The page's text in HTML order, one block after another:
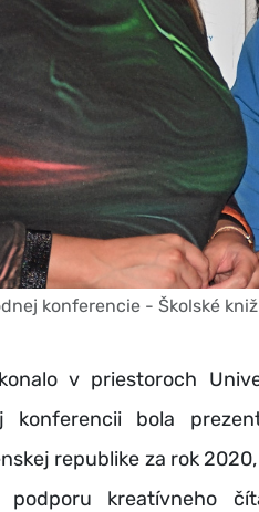
konferencie - Školské
v priestoroch
konferencii bola
republike za rok
podporu kreatívneho